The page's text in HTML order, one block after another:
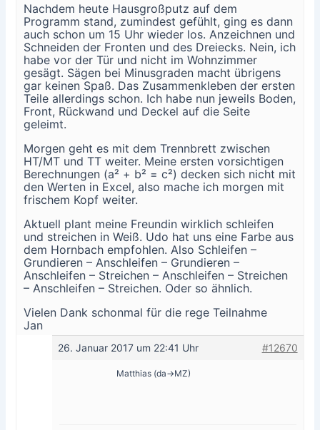
Nachdem heute Hausgroßputz auf dem
Programm stand, zumindest gefühlt, ging es dann
auch schon um 15 Uhr wieder los. Anzeichnen und
Schneiden der Fronten und des Dreiecks. Nein, ich
habe vor der Tür und nicht im Wohnzimmer
gesägt. Sägen bei Minusgraden macht übrigens
gar keinen Spaß. Das Zusammenkleben der ersten
Teile allerdings schon. Ich habe nun jeweils Boden,
Front, Rückwand und Deckel auf die Seite
geleimt.
Morgen geht es mit dem Trennbrett zwischen
HT/MT und TT weiter. Meine ersten vorsichtigen
Berechnungen (a² + b² = c²) decken sich nicht mit
den Werten in Excel, also mache ich morgen mit
frischem Kopf weiter.
Aktuell plant meine Freundin wirklich schleifen
und streichen in Weiß. Udo hat uns eine Farbe aus
dem Hornbach empfohlen. Also Schleifen –
Grundieren – Anschleifen – Grundieren –
Anschleifen – Streichen – Anschleifen – Streichen
– Anschleifen – Streichen. Oder so ähnlich.
Vielen Dank schonmal für die rege Teilnahme
Jan
26. Januar 2017 um 22:41 Uhr #12670
Matthias (da->MZ)